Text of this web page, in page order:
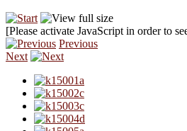
[Please activate JavaScript in order to
Previous
Next